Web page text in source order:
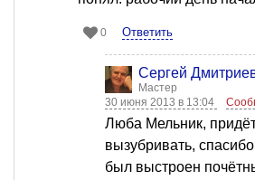
0 Ответить
Сергей
Мастер
30 июня 2013 в 13:04
Люба Мельник,
вызубривать,
был выстроен